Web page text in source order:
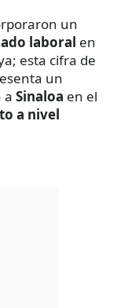
un
laboral en
esta cifra de
un
a Sinaloa en el
a nivel